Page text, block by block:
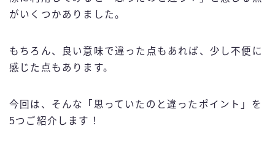
がいくつかありました。
もちろん、良い意味で違った点もあれば、少し不便に
感じた点もあります。
今回は、そんな「思っていたのと違ったポイント」を
5つご紹介します！